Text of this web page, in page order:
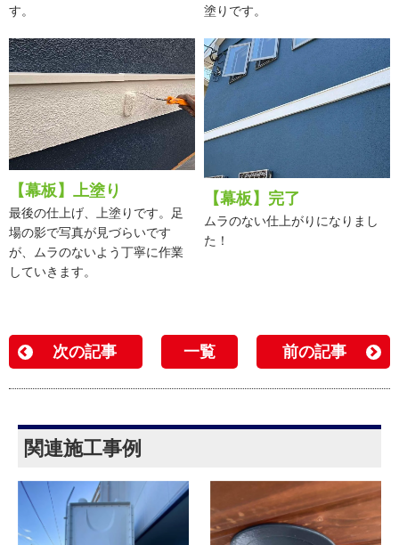
す。
塗りです。
【幕板】上塗り
最後の仕上げ、上塗りです。足
場の影で写真が見づらいです
が、ムラのないよう丁寧に作業
していきます。
【幕板】完了
ムラのない仕上がりになりまし
た！
次の記事 一覧 前の記事
関連施工事例